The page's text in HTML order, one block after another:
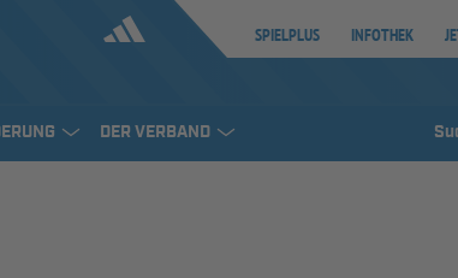
SPIELPLUS INFOTHEK
DER VERBAND